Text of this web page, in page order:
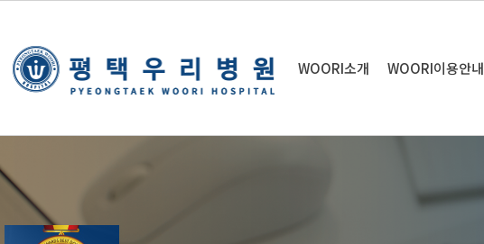
WOORI소개 WOORI이용안내